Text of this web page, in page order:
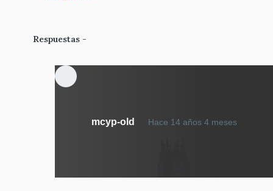
Respuestas
mcyp-old Hace 14 años 4 mesesEn
qué